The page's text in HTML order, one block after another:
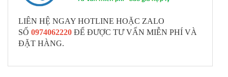
LIÊN HỆ NGAY HOTLINE HOẶC ZALO
SỐ 0974062220 ĐỂ ĐƯỢC TƯ VẤN MIỄN PHÍ VÀ
ĐẶT HÀNG.